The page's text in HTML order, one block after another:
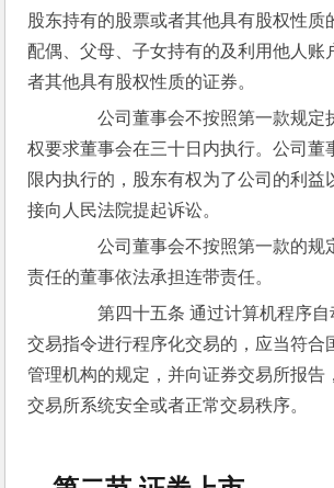
股东持有的股票或者其他具有股权性质
配偶、父母、子女持有的及利用他人账
者其他具有股权性质的证券。
公司董事会不按照第一款规定
权要求董事会在三十日内执行。公司董
限内执行的，股东有权为了公司的利益
接向人民法院提起诉讼。
公司董事会不按照第一款的规
责任的董事依法承担连带责任。
第四十五条 通过计算机程序自
交易指令进行程序化交易的，应当符合
管理机构的规定，并向证券交易所报告
交易所系统安全或者正常交易秩序。